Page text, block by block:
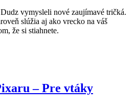
vymysleli nové zaujímavé tričká.
slúžia aj ako vrecko na váš
že si stiahnete.
– Pre vtáky